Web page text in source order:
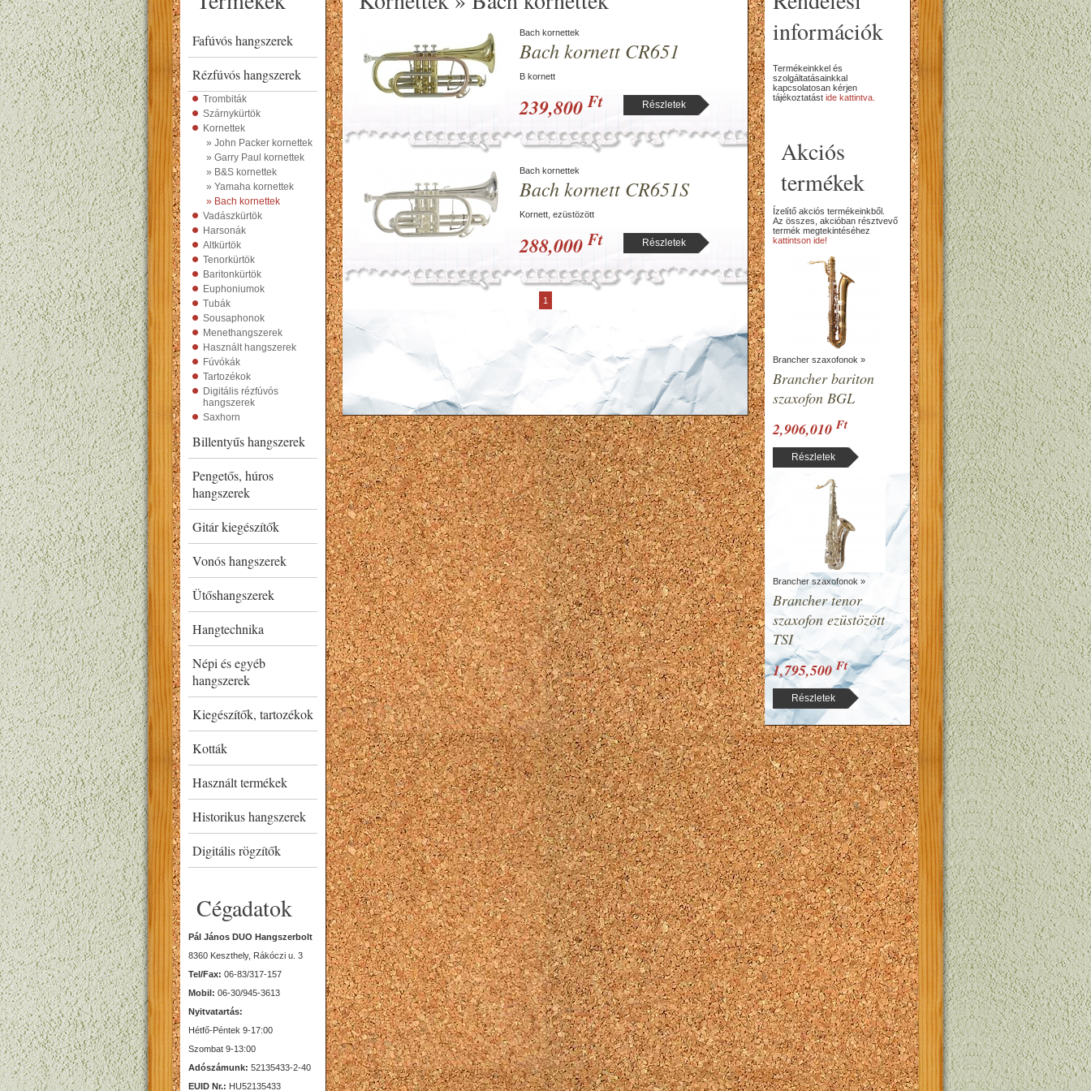
Fafúvós hangszerek
Rézfúvós hangszerek
Trombiták
Szárnykürtök
Kornettek
» John Packer kornettek
» Garry Paul kornettek
» B&S kornettek
» Yamaha kornettek
» Bach kornettek
Vadászkürtök
Harsonák
Altkürtök
Tenorkürtök
Baritonkürtök
Euphoniumok
Tubák
Sousaphonok
Menethangszerek
Használt hangszerek
Fúvókák
Tartozékok
Digitális rézfúvós
hangszerek
Saxhorn
Billentyűs hangszerek
Pengetős, húros
hangszerek
Gitár kiegészítők
Vonós hangszerek
Ütőshangszerek
Hangtechnika
Népi és egyéb
hangszerek
Kiegészítők, tartozékok
Kották
Használt termékek
Historikus hangszerek
Digitális rögzítők
Cégadatok
Pál János DUO Hangszerbolt
8360 Keszthely, Rákóczi u. 3
Tel/Fax: 06-83/317-157
Mobil: 06-30/945-3613
Nyitvatartás:
Hétfő-Péntek 9-17:00
Szombat 9-13:00
Adószámunk: 52135433-2-40
EUID Nr.: HU52135433
Bach kornettek
Bach kornett CR651
B kornett
239,800Ft Részletek
Bach kornettek
Bach kornett CR651S
Kornett, ezüstözött
288,000Ft Részletek
1
információk
Termékeinkkel és
szolgáltatásainkkal
kapcsolatosan kérjen
tájékoztatást ide kattintva.
Akciós
termékek
Ízelítő akciós termékeinkből.
Az összes, akcióban résztvevő
termék megtekintéséhez
kattintson ide!
Brancher szaxofonok »
Brancher bariton
szaxofon BGL
2,906,010 Ft
Részletek
Brancher szaxofonok »
Brancher tenor
szaxofon ezüstözött
TSI
1,795,500Ft
Részletek